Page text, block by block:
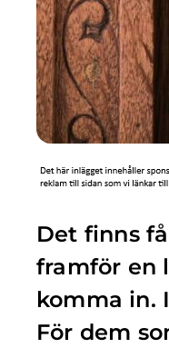
Det finns
framför en
komma in.
För dem